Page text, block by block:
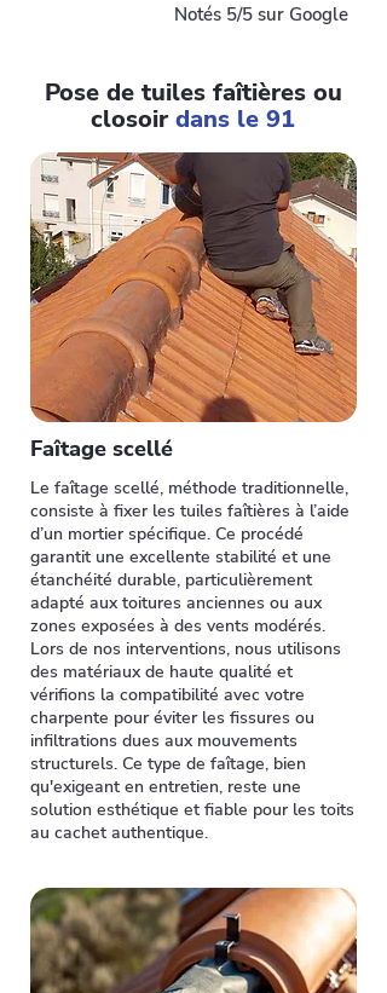
Notés 5/5 sur Google
Pose de tuiles faîtières ou
closoirdans le 91
Faîtage scellé
Le faîtage scellé, méthode traditionnelle,
consiste à fixer les tuiles faîtières à l’aide
d’un mortier spécifique. Ce procédé
garantit une excellente stabilité et une
étanchéité durable, particulièrement
adapté aux toitures anciennes ou aux
zones exposées à des vents modérés.
Lors de nos interventions, nous utilisons
des matériaux de haute qualité et
vérifions la compatibilité avec votre
charpente pour éviter les fissures ou
infiltrations dues aux mouvements
structurels. Ce type de faîtage, bien
qu'exigeant en entretien, reste une
solution esthétique et fiable pour les toits
au cachet authentique.